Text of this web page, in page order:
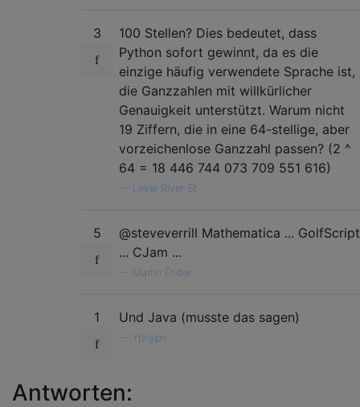
3
100 Stellen? Dies bedeutet, dass
Python sofort gewinnt, da es die
einzige häufig verwendete Sprache ist,
die Ganzzahlen mit willkürlicher
Genauigkeit unterstützt. Warum nicht
19 Ziffern, die in eine 64-stellige, aber
vorzeichenlose Ganzzahl passen? (2 ^
64 = 18 446 744 073 709 551 616)
Level River St
5
@steveverrill Mathematica ... GolfScript
... CJam ...
Martin Ender
1 Und Java (musste das sagen)
Ypnypn
Antworten: